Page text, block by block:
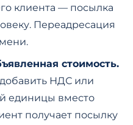
клиента — посылка
Переадресация
стоимость.
НДС или
единицы вместо
получает посылку